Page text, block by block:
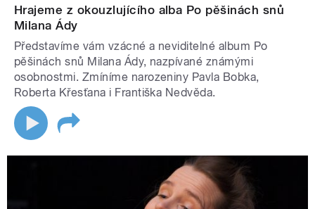
Hrajeme z okouzlujícího alba Po pěšinách snů
Milana Ády
Představíme vám vzácné a neviditelné album Po
pěšinách snů Milana Ády, nazpívané známými
osobnostmi. Zmíníme narozeniny Pavla Bobka,
Roberta Křesťana i Františka Nedvěda.